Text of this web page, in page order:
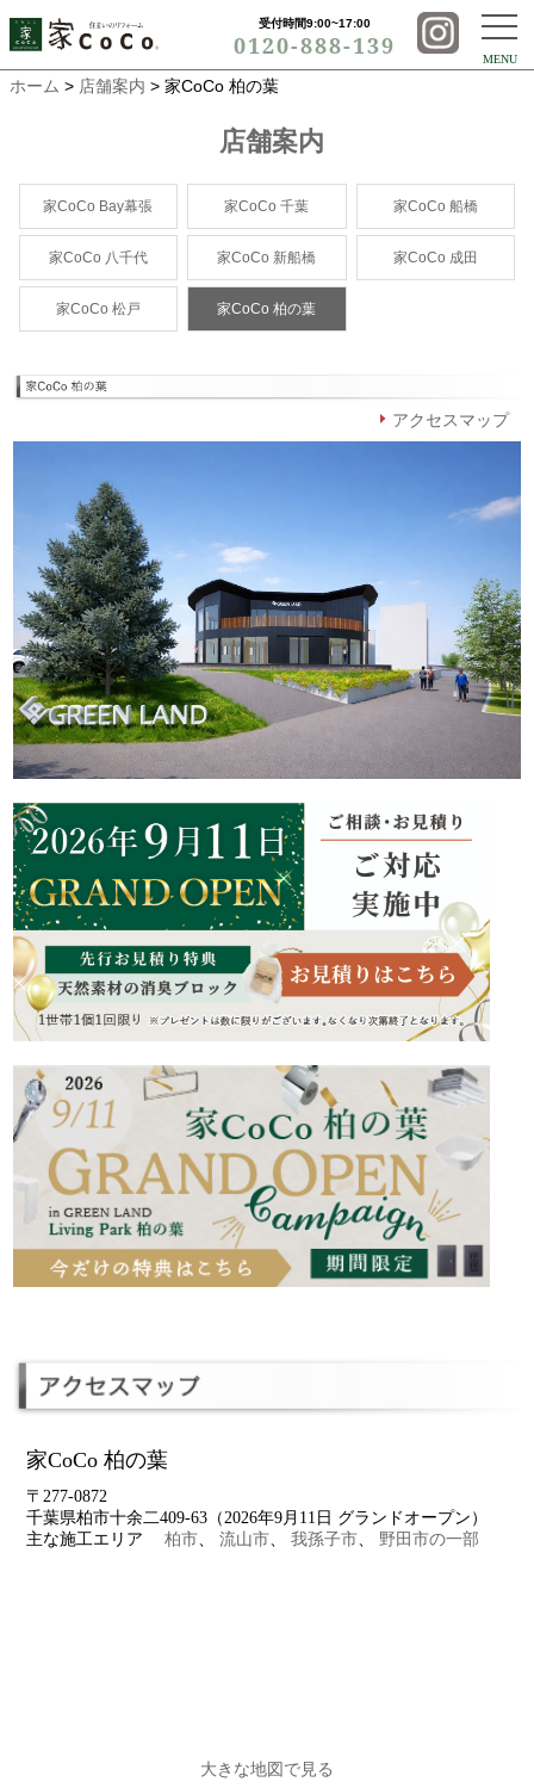
受付時間9:00~17:00
0120-888-139 MENU
ホーム > 店舗案内 > 家CoCo 柏の葉
店舗案内
家CoCo Bay幕張 家CoCo 千葉 家CoCo 船橋
家CoCo 八千代 家CoCo 新船橋 家CoCo 成田
家CoCo 松戸 家CoCo 柏の葉
アクセスマップ
家CoCo 柏の葉
〒277-0872
千葉県柏市十余二409-63（2026年9月11日 グランドオープン）
主な施工エリア 柏市、 流山市、 我孫子市、 野田市の一部
大きな地図で見る